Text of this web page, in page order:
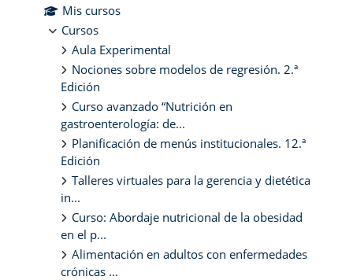
Mis cursos
Cursos
Aula Experimental
Nociones sobre modelos de regresión. 2.ª
Edición
Curso avanzado “Nutrición en
gastroenterología: de...
Planificación de menús institucionales. 12.ª
Edición
Talleres virtuales para la gerencia y dietética
in...
Curso: Abordaje nutricional de la obesidad
en el p...
Alimentación en adultos con enfermedades
crónicas ...